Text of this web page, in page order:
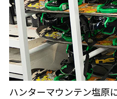
ハンターマウンテン塩原